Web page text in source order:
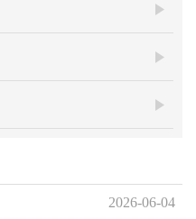
2026-06-04